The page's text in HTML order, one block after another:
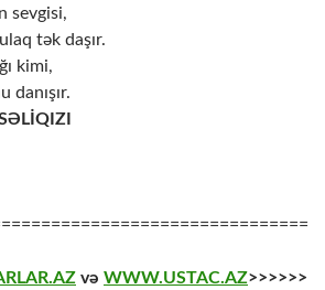
sevgisi,
tək daşır.
kimi,
danışır.
və WWW.USTAC.AZ>>>>>>